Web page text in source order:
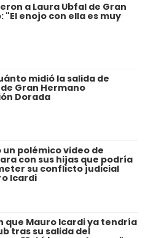
a Laura Ubfal de Gran
"El enojo con ella es muy
midió la salida de
Gran Hermano
Dorada
polémico video de
con sus hijas que podría
su conflicto judicial
Icardi
que Mauro Icardi ya tendría
tras su salida del